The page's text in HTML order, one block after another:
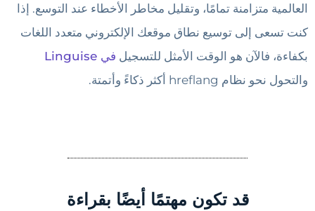
العالمية متزامنة تمامًا، وتقليل مخاطر الأخطاء عند التوسع. إذا
كنت تسعى إلى توسيع نطاق موقعك الإلكتروني متعدد اللغات
بكفاءة، فالآن هو الوقت الأمثل للتسجيل في Linguise
والتحول نحو نظام hreflang أكثر ذكاءً وأتمتة.
قد تكون مهتمًا أيضًا بقراءة